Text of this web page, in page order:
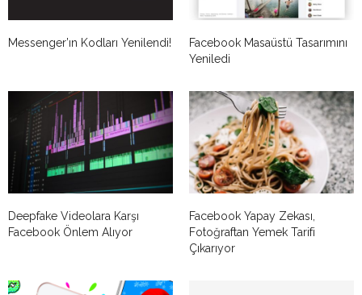
Messenger’ın Kodları Yenilendi!
Facebook Masaüstü Tasarımını
Yeniledi
Deepfake Videolara Karşı
Facebook Önlem Alıyor
Facebook Yapay Zekası,
Fotoğraftan Yemek Tarifi
Çıkarıyor